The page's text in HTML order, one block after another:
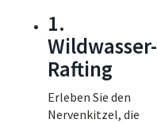
1.
Wildwasser-
Rafting
Erleben Sie den
Nervenkitzel, die